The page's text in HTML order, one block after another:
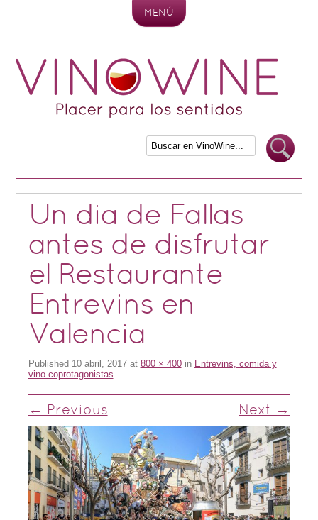
MENÚ
Un dia de Fallas
antes de disfrutar
el Restaurante
Entrevins en
Valencia
Published 10 abril, 2017at 800 × 400in Entrevins, comida y
vino coprotagonistas
← Previous Next →